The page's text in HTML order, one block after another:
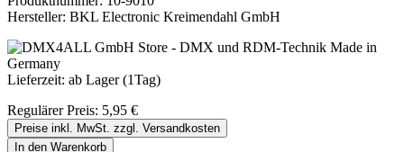
Hersteller: BKL Electronic Kreimendahl GmbH
Lieferzeit: ab Lager (1Tag)
Regulärer Preis: 5,95 €
Preise inkl. MwSt. zzgl. Versandkosten
In den Warenkorb